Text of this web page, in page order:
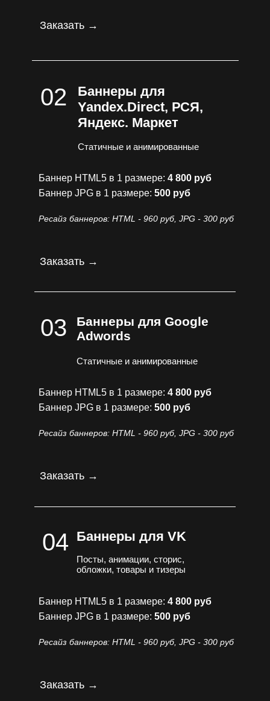
Баннеры для
Yandex.Direct, РСЯ,
Яндекс. Маркет
02
Заказать →
Статичные и анимированные
Заказать →
Баннеры для Google
Adwords
03
Статичные и анимированные
Баннер HTML5 в 1 размере: 4 800 руб
Баннер JPG в 1 размере: 500 руб
Заказать →
Баннеры для VK
Ресайз баннеров: HTML - 960 руб, JPG - 300 руб
04
Посты, анимации, сторис,
обложки, товары и тизеры
Баннер HTML5 в 1 размере: 4 800 руб
Баннер JPG в 1 размере: 500 руб
Заказать →
Ресайз баннеров: HTML - 960 руб, JPG - 300 руб
Баннер HTML5 в 1 размере: 4 800 руб
Баннер JPG в 1 размере: 500 руб
Ресайз баннеров: HTML - 960 руб, JPG - 300 руб